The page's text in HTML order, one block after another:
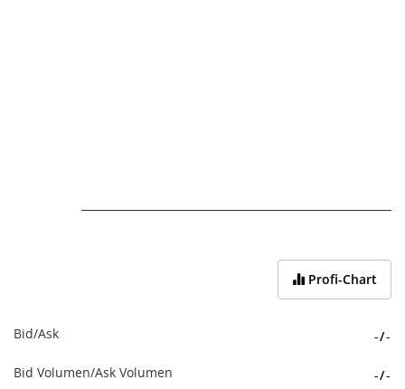
Profi-Chart
Bid/Ask -/-
Bid Volumen/Ask Volumen -/-